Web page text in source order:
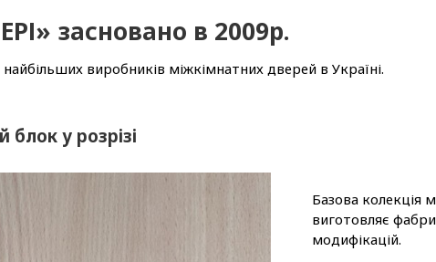
засновано в 2009р.
виробників міжкімнатних дверей в Україні.
блок у розрізі
Базова колекція
виготовляє
модифікацій.